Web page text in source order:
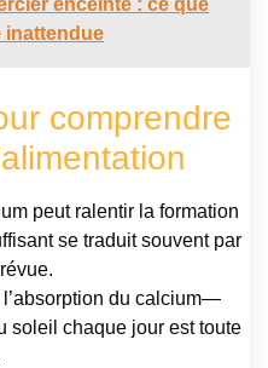
enceinte : ce que
inattendue
comprendre
peut ralentir la formation
se traduit souvent par
du calcium—
soleil chaque jour est toute